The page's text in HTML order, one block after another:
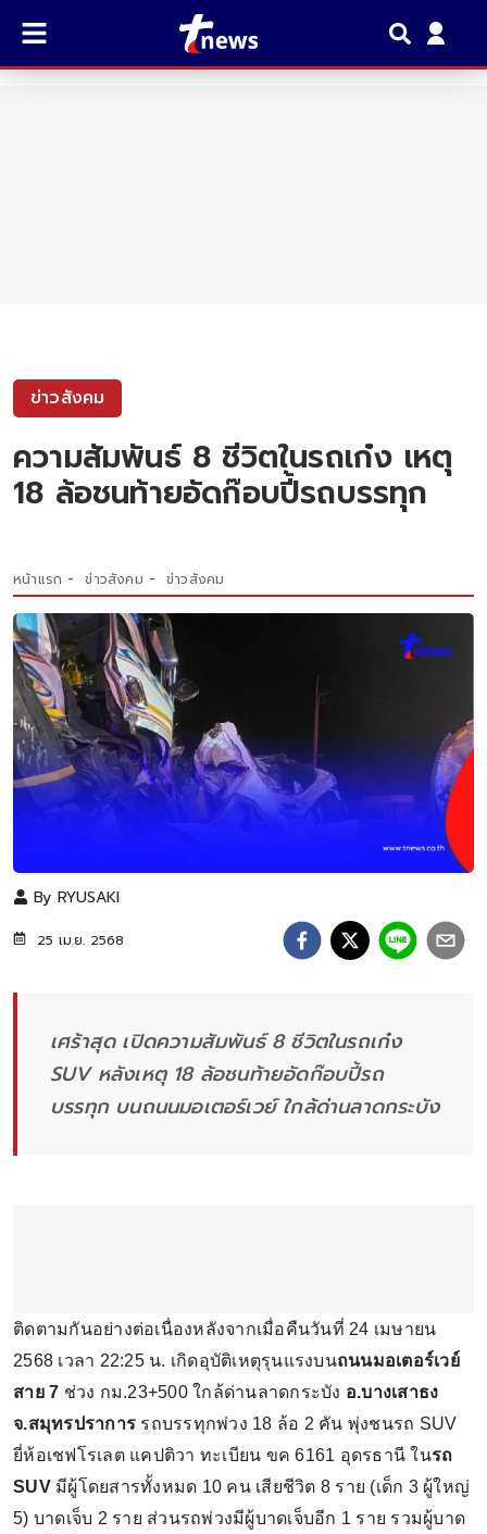
ข่าวสังคม
ความสัมพันธ์ 8 ชีวิตในรถเก๋ง เหตุ
18 ล้อชนท้ายอัดก๊อบปี้รถบรรทุก
หน้าแรก ข่าวสังคม ข่าวสังคม
By RYUSAKI
25 เม.ย. 2568
เศร้าสุด เปิดความสัมพันธ์ 8 ชีวิตในรถเก๋ง
SUV หลังเหตุ 18 ล้อชนท้ายอัดก๊อบปี้รถ
บรรทุก บนถนนมอเตอร์เวย์ ใกล้ด่านลาดกระบัง
ติดตามกันอย่างต่อเนื่องหลังจากเมื่อคืนวันที่ 24 เมษายน
2568 เวลา 22:25 น. เกิดอุบัติเหตุรุนแรงบนถนนมอเตอร์เวย์
สาย 7 ช่วง กม.23+500 ใกล้ด่านลาดกระบัง อ.บางเสาธง
จ.สมุทรปราการ รถบรรทุกพ่วง 18 ล้อ 2 คัน พุ่งชนรถ SUV
ยี่ห้อเชฟโรเลต แคปติวา ทะเบียน ขค 6161 อุดรธานี ในรถ
SUV มีผู้โดยสารทั้งหมด 10 คน เสียชีวิต 8 ราย (เด็ก 3 ผู้ใหญ่
5) บาดเจ็บ 2 ราย ส่วนรถพ่วงมีผู้บาดเจ็บอีก 1 ราย รวมผู้บาด